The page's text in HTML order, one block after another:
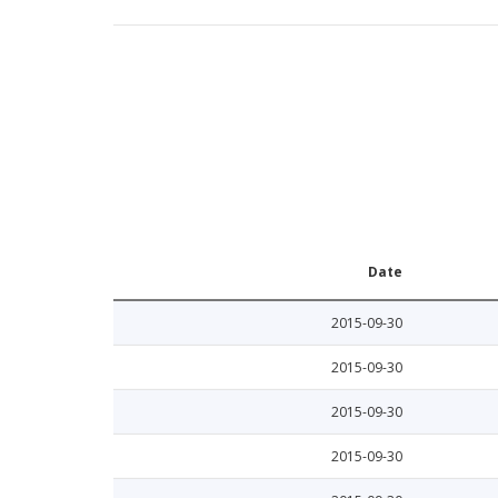
Date
2015-09-30
2015-09-30
2015-09-30
2015-09-30